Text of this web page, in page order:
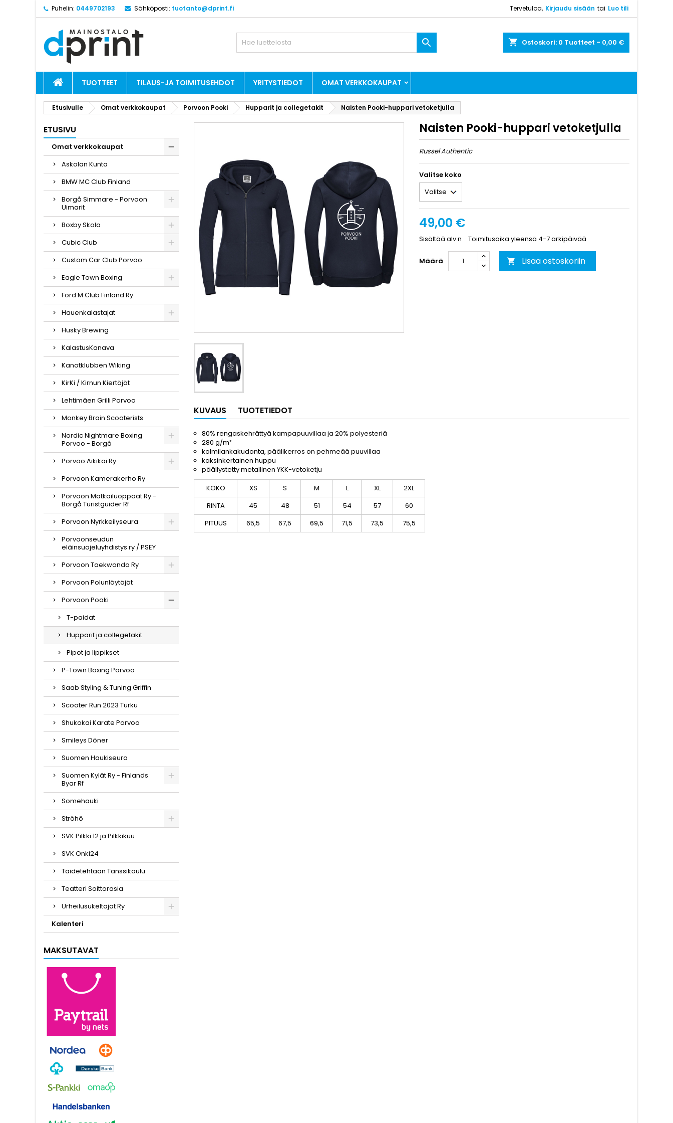
Puhelin: 0449702193 Sähköposti: tuotanto@dprint.fi Tervetuloa, Kirjaudu sisään tai Luo tili
shopping_cart Ostoskori: 0 Tuotteet - 0,00 €

TUOTTEET TILAUS-JA TOIMITUSEHDOT YRITYSTIEDOT OMAT VERKKOKAUPAT
Etusivulle Omat verkkokaupat Porvoon Pooki Hupparit ja collegetakit Naisten Pooki-huppari vetoketjulla
ETUSIVU
Omat verkkokaupat
Askolan Kunta
BMW MC Club Finland
Borgå Simmare - Porvoon
Uimarit
Boxby Skola
Cubic Club
Custom Car Club Porvoo
Eagle Town Boxing
Ford M Club Finland Ry
Hauenkalastajat
Husky Brewing
KalastusKanava
Kanotklubben Wiking
KirKi / Kirnun Kiertäjät
Lehtimäen Grilli Porvoo
Monkey Brain Scooterists
Nordic Nightmare Boxing
Porvoo - Borgå
Porvoo Aikikai Ry
Porvoon Kamerakerho Ry
Porvoon Matkailuoppaat Ry -
Borgå Turistguider Rf
Porvoon Nyrkkeilyseura
Porvoonseudun
eläinsuojeluyhdistys ry / PSEY
Porvoon Taekwondo Ry
Porvoon Polunlöytäjät
Porvoon Pooki
T-paidat
Hupparit ja collegetakit
Pipot ja lippikset
P-Town Boxing Porvoo
Saab Styling & Tuning Griffin
Scooter Run 2023 Turku
Shukokai Karate Porvoo
Smileys Döner
Suomen Haukiseura
Suomen Kylät Ry - Finlands
Byar Rf
Somehauki
Ströhö
SVK Pilkki 12 ja Pilkkikuu
SVK Onki24
Taidetehtaan Tanssikoulu
Teatteri Soittorasia
Urheilusukeltajat Ry
Kalenteri
MAKSUTAVAT
Naisten Pooki-huppari vetoketjulla
Russel Authentic
Valitse koko
49,00 €
Sisältää alv:n Toimitusaika yleensä 4-7 arkipäivää
Määrä  Lisää ostoskoriin
KUVAUS TUOTETIEDOT
80% rengaskehrättyä kampapuuvillaa ja 20% polyesteriä
280 g/m²
kolmilankakudonta, päälikerros on pehmeää puuvillaa
kaksinkertainen huppu
päällystetty metallinen YKK-vetoketju
KOKO
XS S M L XL
2XL
RINTA
45 48 51 54 57
60
PITUUS
65,5 67,5 69,5 71,5 73,5 75,5